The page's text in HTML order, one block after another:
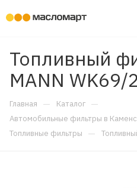
Топливный
MANN WK69/
Главная — Каталог —
Автомобильные фильтры в
Топливные фильтры —